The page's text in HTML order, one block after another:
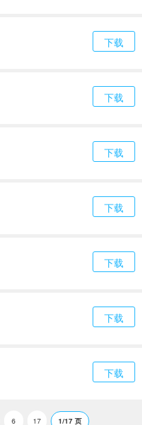
下载
下载
下载
下载
下载
下载
下载
6 17 1/17 页